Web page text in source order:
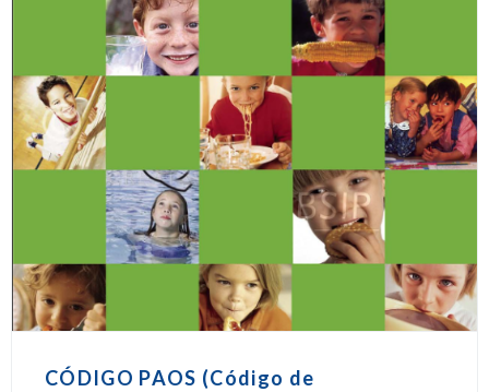
CÓDIGO PAOS (Código de